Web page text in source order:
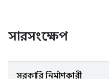
সারসংক্ষেপ
সরকারি নির্মাণকারী